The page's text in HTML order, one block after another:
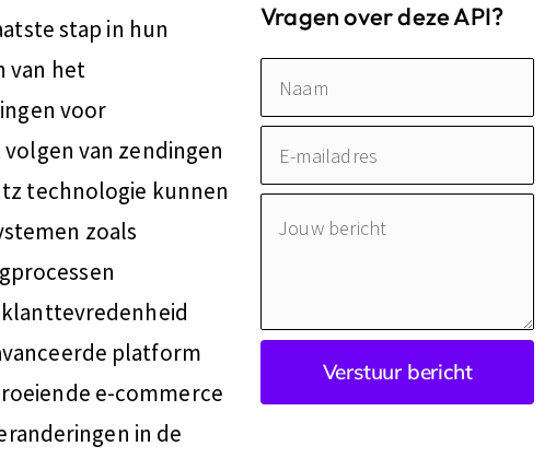
stap in hun
van het
voor
van zendingen
technologie kunnen
zoals
platform
e-commerce
in de
Vragen over deze API?
mailadres
bericht
Verstuur bericht